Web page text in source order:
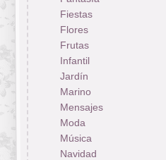
Fiestas
Flores
Frutas
Infantil
Jardín
Marino
Mensajes
Moda
Música
Navidad